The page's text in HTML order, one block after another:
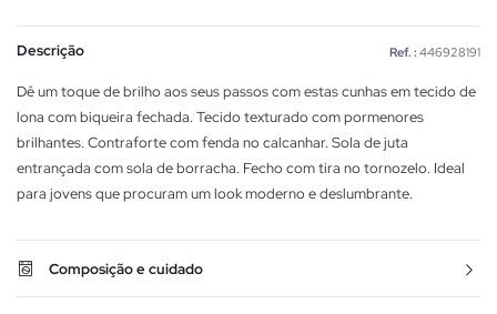
Descrição Ref. : 446928191
Dê um toque de brilho aos seus passos com estas cunhas em tecido de
lona com biqueira fechada. Tecido texturado com pormenores
brilhantes. Contraforte com fenda no calcanhar. Sola de juta
entrançada com sola de borracha. Fecho com tira no tornozelo. Ideal
para jovens que procuram um look moderno e deslumbrante.
Composição e cuidado